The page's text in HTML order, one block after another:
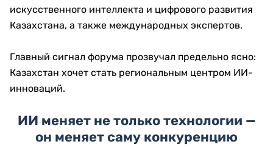
искусственного интеллекта и цифрового развития
Казахстана, а также международных экспертов.
Главный сигнал форума прозвучал предельно ясно:
Казахстан хочет стать региональным центром ИИ-
инноваций.
ИИ меняет не только технологии —
он меняет саму конкуренцию